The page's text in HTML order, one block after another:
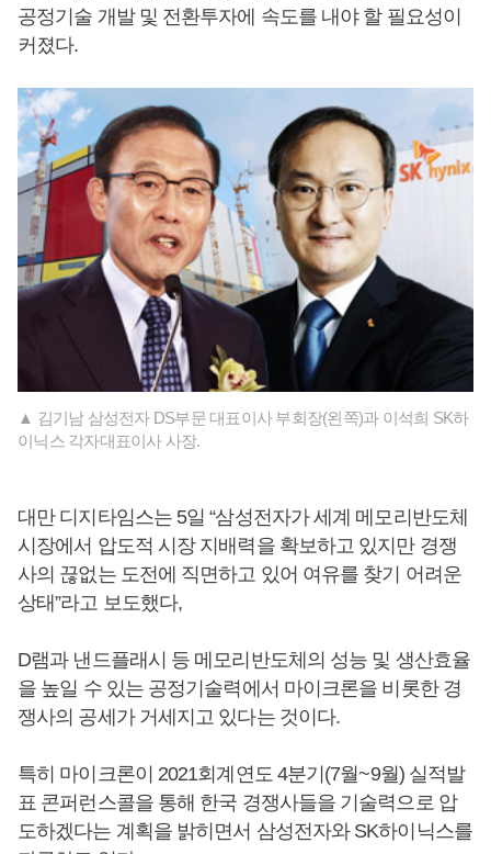
공정기술 개발 및 전환투자에 속도를 내야 할 필요성이
커졌다.
▲ 김기남 삼성전자 DS부문 대표이사 부회장(왼쪽)과 이석희 SK하
이닉스 각자대표이사 사장.
대만 디지타임스는 5일 “삼성전자가 세계 메모리반도체
시장에서 압도적 시장 지배력을 확보하고 있지만 경쟁
사의 끊없는 도전에 직면하고 있어 여유를 찾기 어려운
상태”라고 보도했다,
D램과 낸드플래시 등 메모리반도체의 성능 및 생산효율
을 높일 수 있는 공정기술력에서 마이크론을 비롯한 경
쟁사의 공세가 거세지고 있다는 것이다.
특히 마이크론이 2021회계연도 4분기(7월~9월) 실적발
표 콘퍼런스콜을 통해 한국 경쟁사들을 기술력으로 압
도하겠다는 계획을 밝히면서 삼성전자와 SK하이닉스를